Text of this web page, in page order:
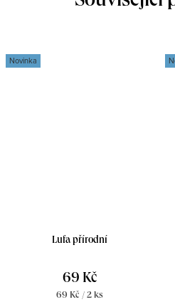
Novinka
Lufa přírodní
69 Kč
Měrná
69 Kč / 2 ks